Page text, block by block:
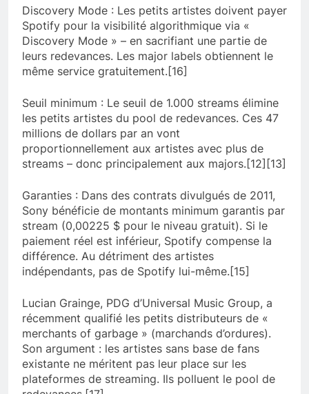
Discovery Mode : Les petits artistes doivent payer
Spotify pour la visibilité algorithmique via «
Discovery Mode » – en sacrifiant une partie de
leurs redevances. Les major labels obtiennent le
même service gratuitement.[16]
Seuil minimum : Le seuil de 1.000 streams élimine
les petits artistes du pool de redevances. Ces 47
millions de dollars par an vont
proportionnellement aux artistes avec plus de
streams – donc principalement aux majors.[12][13]
Garanties : Dans des contrats divulgués de 2011,
Sony bénéficie de montants minimum garantis par
stream (0,00225 $ pour le niveau gratuit). Si le
paiement réel est inférieur, Spotify compense la
différence. Au détriment des artistes
indépendants, pas de Spotify lui-même.[15]
Lucian Grainge, PDG d’Universal Music Group, a
récemment qualifié les petits distributeurs de «
merchants of garbage » (marchands d’ordures).
Son argument : les artistes sans base de fans
existante ne méritent pas leur place sur les
plateformes de streaming. Ils polluent le pool de